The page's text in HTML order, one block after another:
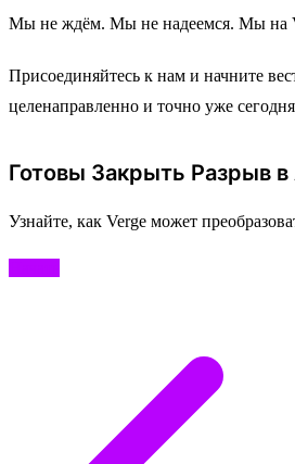
Мы не ждём. Мы не надеемся. Мы на
Присоединяйтесь к нам и начните
целенаправленно и точно уже
Готовы Закрыть Разрыв
Узнайте, как Verge может